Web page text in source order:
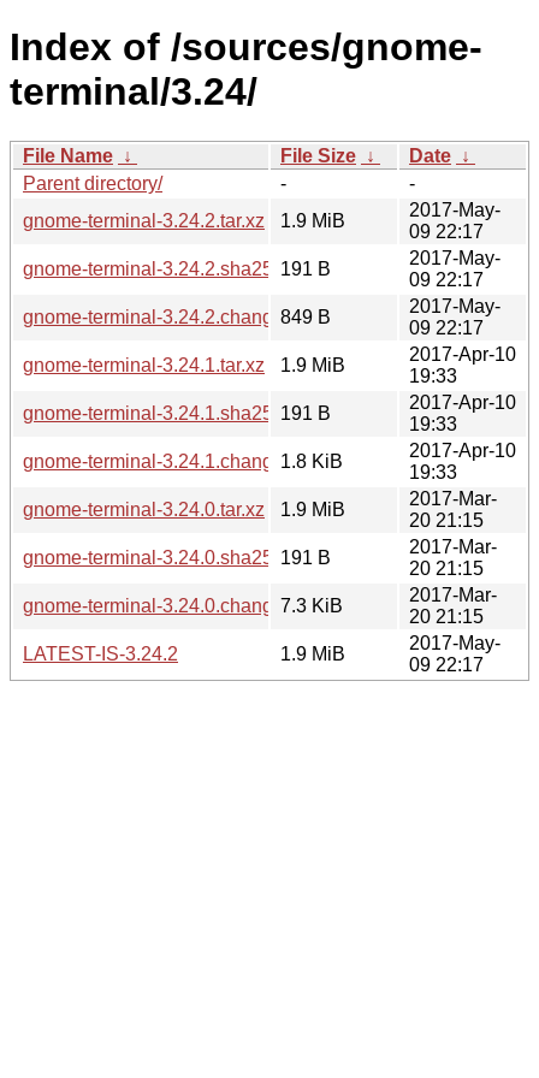
Index of /sources/gnome-
terminal/3.24/
File Name ↓ File Size ↓ Date ↓
Parent directory/
-
-
gnome-terminal-3.24.2.tar.xz
1.9 MiB
2017-May-
09 22:17
gnome-terminal-3.24.2.sha256sum
191 B
2017-May-
09 22:17
gnome-terminal-3.24.2.changes849 B
2017-May-
09 22:17
gnome-terminal-3.24.1.tar.xz
1.9 MiB
2017-Apr-10
19:33
gnome-terminal-3.24.1.sha256sum
191 B
2017-Apr-10
19:33
gnome-terminal-3.24.1.changes1.8 KiB
2017-Apr-10
19:33
gnome-terminal-3.24.0.tar.xz
1.9 MiB
2017-Mar-
20 21:15
gnome-terminal-3.24.0.sha256sum
191 B
2017-Mar-
20 21:15
gnome-terminal-3.24.0.changes7.3 KiB
2017-Mar-
20 21:15
LATEST-IS-3.24.2
1.9 MiB
2017-May-
09 22:17